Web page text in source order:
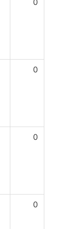
0
0
0
0